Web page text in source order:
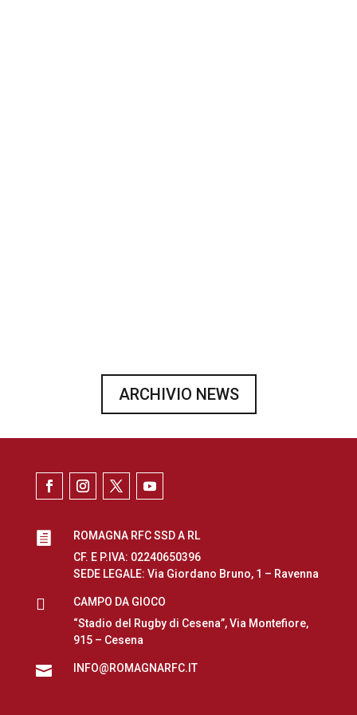
ARCHIVIO NEWS

ROMAGNA RFC SSD A RL
CF. E P.IVA: 02240650396
SEDE LEGALE: Via Giordano Bruno, 1 – Ravenna

CAMPO DA GIOCO
“Stadio del Rugby di Cesena”, Via Montefiore,
915 – Cesena
 INFO@ROMAGNARFC.IT